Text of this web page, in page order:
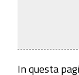
In questa